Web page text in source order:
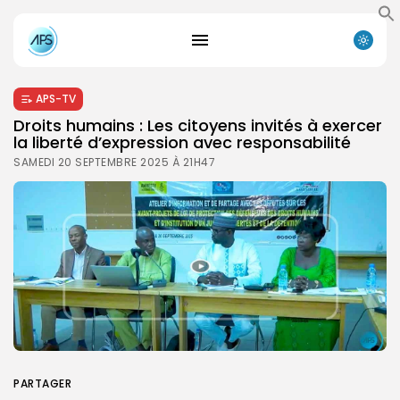
APS-TV
Droits humains : Les citoyens invités à exercer
la liberté d’expression avec responsabilité
SAMEDI 20 SEPTEMBRE 2025 À 21H47
PARTAGER